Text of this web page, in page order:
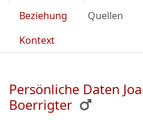
Beziehung
Quellen
Kontext
Persönliche Daten
Boerrigter